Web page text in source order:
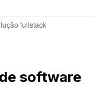
software